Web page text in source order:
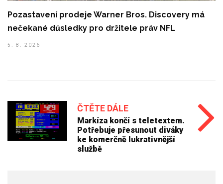
Pozastavení prodeje Warner Bros. Discovery má
nečekané důsledky pro držitele práv NFL
5. 8. 2026
ČTĚTE DÁLE
Markíza končí s teletextem.
Potřebuje přesunout diváky
ke komerčně lukrativnější
službě